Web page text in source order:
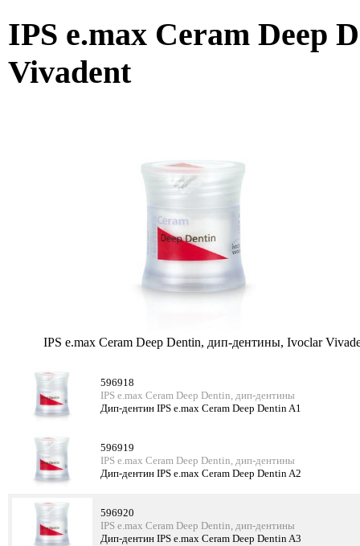
IPS e.max Ceram Deep
Vivadent
IPS e.max Ceram Deep Dentin, дип-дентины, Ivoclar
596918
IPS e.max Ceram Deep Dentin, дип-дентины
Дип-дентин IPS e.max Ceram Deep Dentin A1
596919
IPS e.max Ceram Deep Dentin, дип-дентины
Дип-дентин IPS e.max Ceram Deep Dentin A2
596920
IPS e.max Ceram Deep Dentin, дип-дентины
Дип-дентин IPS e.max Ceram Deep Dentin A3